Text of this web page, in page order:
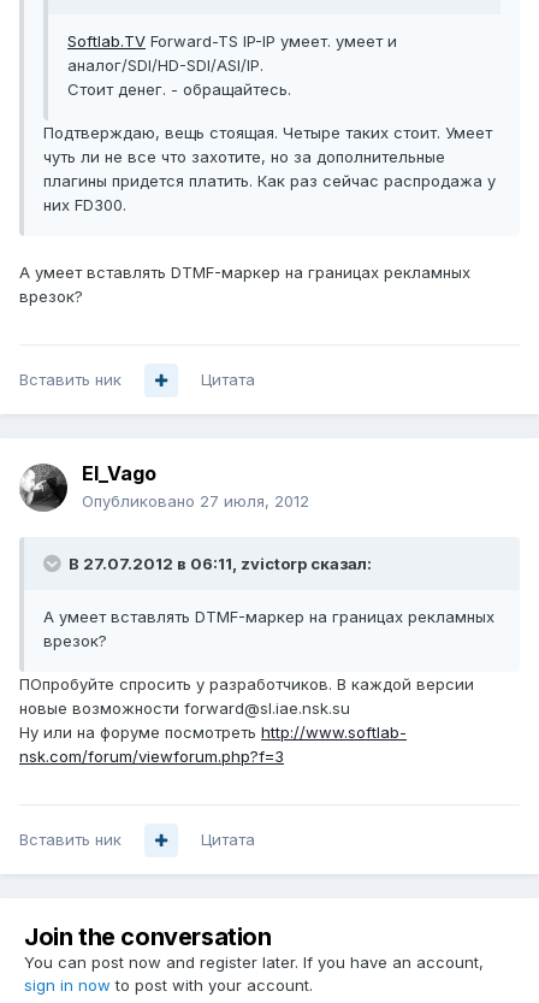
Softlab.TV Forward-TS IP-IP умеет. умеет и
аналог/SDI/HD-SDI/ASI/IP.
Стоит денег. - обращайтесь.
Подтверждаю, вещь стоящая. Четыре таких стоит. Умеет
чуть ли не все что захотите, но за дополнительные
плагины придется платить. Как раз сейчас распродажа у
них FD300.
А умеет вставлять DTMF-маркер на границах рекламных
врезок?
Вставить ник Цитата
El_Vago
Опубликовано 27 июля, 2012
В 27.07.2012 в 06:11, zvictorp сказал:
А умеет вставлять DTMF-маркер на границах рекламных
врезок?
ПОпробуйте спросить у разработчиков. В каждой версии
новые возможности forward@sl.iae.nsk.su
Ну или на форуме посмотреть http://www.softlab-
nsk.com/forum/viewforum.php?f=3
Вставить ник Цитата
Join the conversation
You can post now and register later. If you have an account,
sign in now to post with your account.